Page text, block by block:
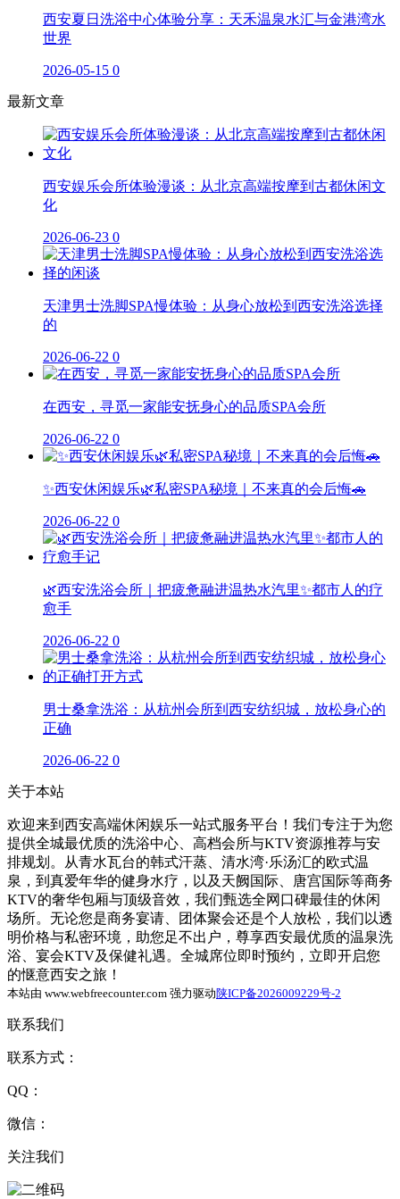
西安夏日洗浴中心体验分享：天禾温泉水汇与金港湾水
世界
2026-05-15 0
最新文章
西安娱乐会所体验漫谈：从北京高端按摩到古都休闲文
化
2026-06-23 0
天津男士洗脚SPA慢体验：从身心放松到西安洗浴选择
的
2026-06-22 0
在西安，寻觅一家能安抚身心的品质SPA会所
2026-06-22 0
✨西安休闲娱乐🌿私密SPA秘境｜不来真的会后悔🚗
2026-06-22 0
🌿西安洗浴会所｜把疲惫融进温热水汽里✨都市人的疗
愈手
2026-06-22 0
男士桑拿洗浴：从杭州会所到西安纺织城，放松身心的
正确
2026-06-22 0
关于本站
欢迎来到西安高端休闲娱乐一站式服务平台！我们专注于为您
提供全城最优质的洗浴中心、高档会所与KTV资源推荐与安
排规划。从青水瓦台的韩式汗蒸、清水湾·乐汤汇的欧式温
泉，到真爱年华的健身水疗，以及天阙国际、唐宫国际等商务
KTV的奢华包厢与顶级音效，我们甄选全网口碑最佳的休闲
场所。无论您是商务宴请、团体聚会还是个人放松，我们以透
明价格与私密环境，助您足不出户，尊享西安最优质的温泉洗
浴、宴会KTV及保健礼遇。全城席位即时预约，立即开启您
的惬意西安之旅！
本站由 www.webfreecounter.com 强力驱动陕ICP备2026009229号-2
联系我们
联系方式：
QQ：
微信：
关注我们